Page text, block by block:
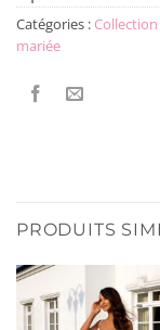
Catégories :
mariée
PRODUITS